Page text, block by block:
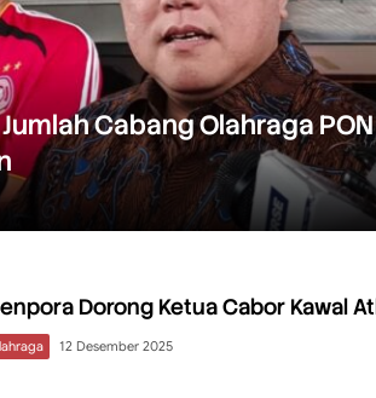
Cabang Olahraga
Dorong Ketua Cabor Kawal
12 Desember 2025